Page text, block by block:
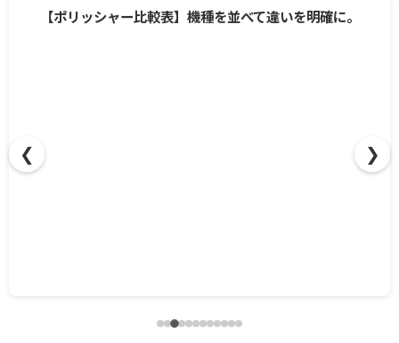
【ポリッシャー比較表】機種を並べて違いを明確に。
❮ ❯